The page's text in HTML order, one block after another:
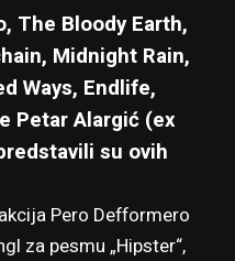
The Bloody Earth,
Midnight Rain,
Ways, Endlife,
Petar Alargić (ex
su ovih
Pero Defformero
za pesmu „Hipster“,